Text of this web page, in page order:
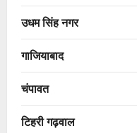
उधम सिंह नगर
गाजियाबाद
चंपावत
टिहरी गढ़वाल